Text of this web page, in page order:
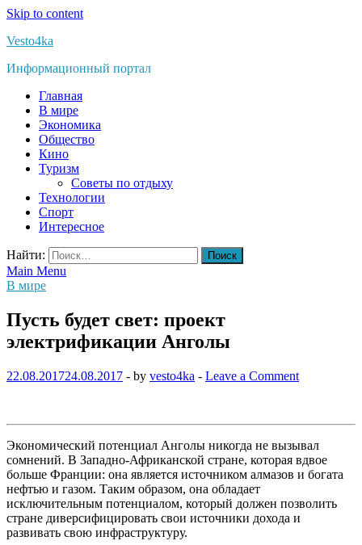
Skip to content
Vesto4ka
Информационный портал
Главная
В мире
Экономика
Общество
Кино
Туризм
Советы по отдыху
Технологии
Спорт
Интересное
Найти:
Main Menu
В мире
Пусть будет свет: проект
электрификации Анголы
22.08.201724.08.2017 - by vesto4ka - Leave a Comment
Экономический потенциал Анголы никогда не вызывал
сомнений. В Западно-Африканской стране, которая вдвое
больше Франции: она является источником алмазов и богата
нефтью и газом. Таким образом, она обладает
исключительным потенциалом, который должен позволить
стране диверсифицировать свои источники дохода и
развивать свою инфраструктуру.